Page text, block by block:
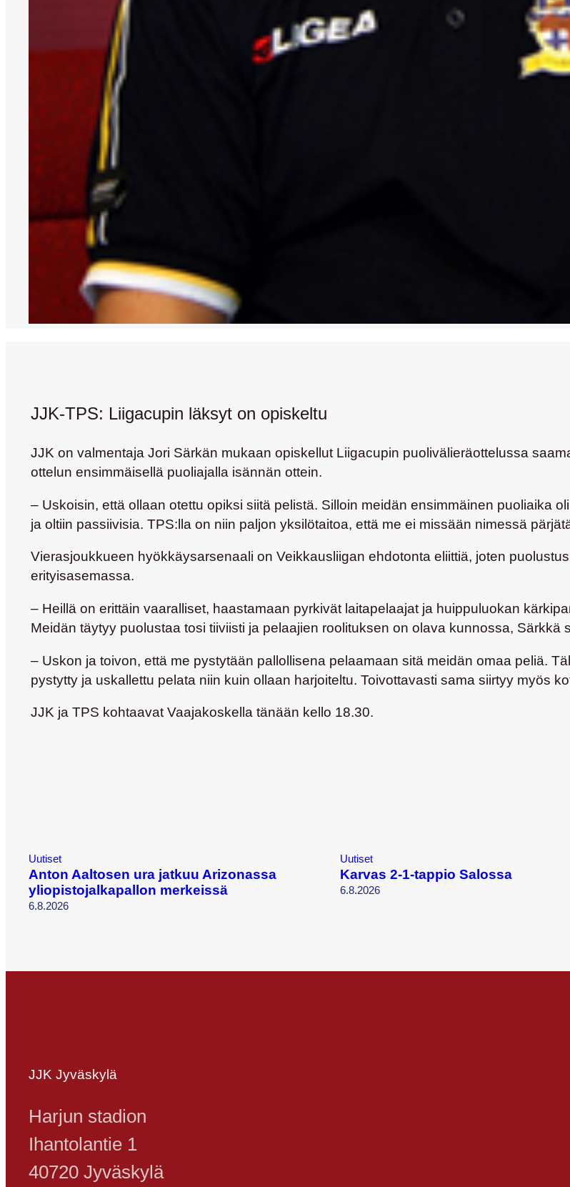
JJK-TPS: Liigacupin läksyt on opiskeltu
JJK on valmentaja Jori Särkän mukaan opiskellut Liigacupin puolivälieräottelussa
ottelun ensimmäisellä puoliajalla isännän ottein.
– Uskoisin, että ollaan otettu opiksi siitä pelistä. Silloin meidän ensimmäinen puoliaika
ja oltiin passiivisia. TPS:lla on niin paljon yksilötaitoa, että me ei missään nimessä
Vierasjoukkueen hyökkäysarsenaali on Veikkausliigan ehdotonta eliittiä, joten
erityisasemassa.
– Heillä on erittäin vaaralliset, haastamaan pyrkivät laitapelaajat ja huippuluokan
Meidän täytyy puolustaa tosi tiiviisti ja pelaajien roolituksen on olava kunnossa, Särkkä
– Uskon ja toivon, että me pystytään pallollisena pelaamaan sitä meidän omaa peliä.
pystytty ja uskallettu pelata niin kuin ollaan harjoiteltu. Toivottavasti sama siirtyy myös
JJK ja TPS kohtaavat Vaajakoskella tänään kello 18.30.
Uutiset
Anton Aaltosen ura jatkuu Arizonassa
yliopistojalkapallon merkeissä
6.8.2026
Uutiset
Karvas 2-1-tappio Salossa
6.8.2026
JJK Jyväskylä
Harjun stadion
Ihantolantie 1
40720 Jyväskylä